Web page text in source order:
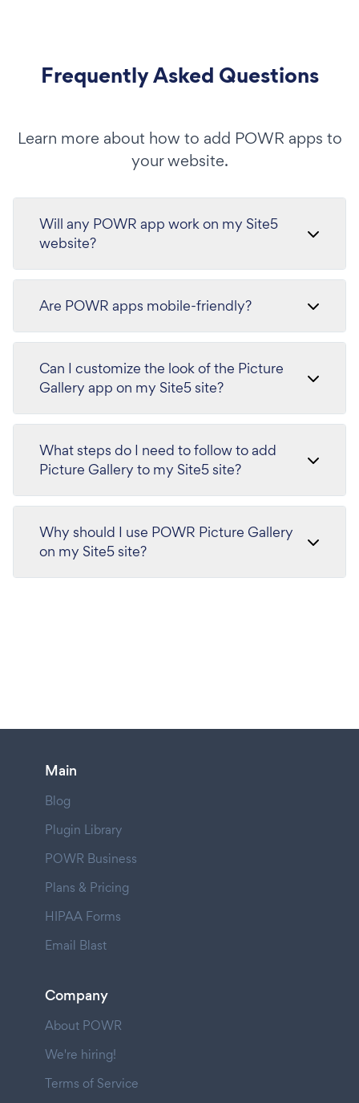
Frequently Asked Questions
Learn more about how to add POWR apps to
your website.
Will any POWR app work on my Site5
website?
Are POWR apps mobile-friendly?
Can I customize the look of the Picture
Gallery app on my Site5 site?
What steps do I need to follow to add
Picture Gallery to my Site5 site?
Why should I use POWR Picture Gallery
on my Site5 site?
Main
Blog
Plugin Library
POWR Business
Plans & Pricing
HIPAA Forms
Email Blast
Company
About POWR
We're hiring!
Terms of Service